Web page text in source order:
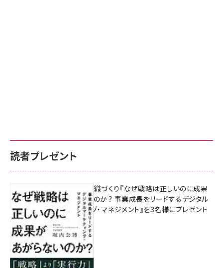
読者プレゼント
成果を生む組織づくり『なぜ戦略は正しいのに成果
があがらないのか？ 事業成長をリードするデジタル
マーケティング・マネジメント』を3名様にプレゼント
10:00